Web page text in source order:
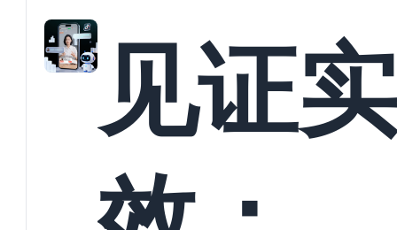
解析：
螳螂科
见证实